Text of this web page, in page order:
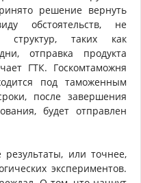
решение вернуть
обстоятельств, не
структур, таких как
отправка продукта
ГТК. Госкомтаможня
под таможенным
после завершения
будет отправлен
или точнее,
экспериментов.